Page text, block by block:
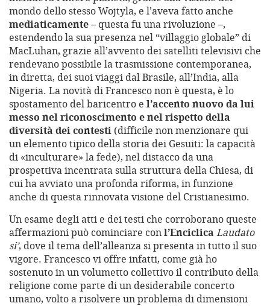
mondo dello stesso Wojtyla, e l’aveva fatto anche
mediaticamente– questa fu una rivoluzione –,
estendendo la sua presenza nel “villaggio globale” di
MacLuhan, grazie all’avvento dei satelliti televisivi che
rendevano possibile la trasmissione contemporanea,
in diretta, dei suoi viaggi dal Brasile, all’India, alla
Nigeria. La novità di Francesco non è questa, è lo
spostamento del baricentro e l’accento nuovo da lui
messo nel riconoscimento e nel rispetto della
diversità dei contesti (difficile non menzionare qui
un elemento tipico della storia dei Gesuiti: la capacità
di «inculturare» la fede), nel distacco da una
prospettiva incentrata sulla struttura della Chiesa, di
cui ha avviato una profonda riforma, in funzione
anche di questa rinnovata visione del Cristianesimo.
Un esame degli atti e dei testi che corroborano queste
affermazioni può cominciare conl’Enciclica Laudato
si’, dove il tema dell’alleanza si presenta in tutto il suo
vigore. Francesco vi offre infatti, come già ho
sostenuto in un volumetto collettivo il contributo della
religione come parte di un desiderabile concerto
umano, volto a risolvere un problema di dimensioni